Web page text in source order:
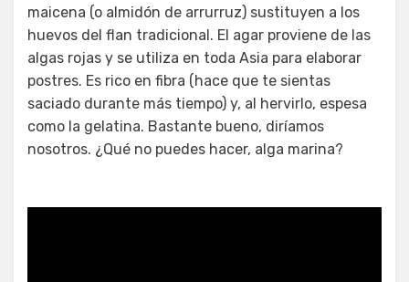
maicena (o almidón de arrurruz) sustituyen a los
huevos del flan tradicional. El agar proviene de las
algas rojas y se utiliza en toda Asia para elaborar
postres. Es rico en fibra (hace que te sientas
saciado durante más tiempo) y, al hervirlo, espesa
como la gelatina. Bastante bueno, diríamos
nosotros. ¿Qué no puedes hacer, alga marina?